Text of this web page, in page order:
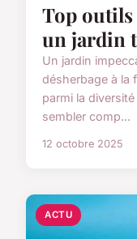
Top outils
un jardin
Un jardin
désherbage à la
parmi la
sembler comp...
12 octobre 2025
ACTU